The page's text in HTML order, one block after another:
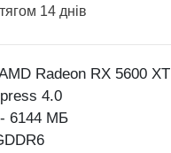
14 днів
Radeon RX 5600 XT
4.0
- 6144 МБ